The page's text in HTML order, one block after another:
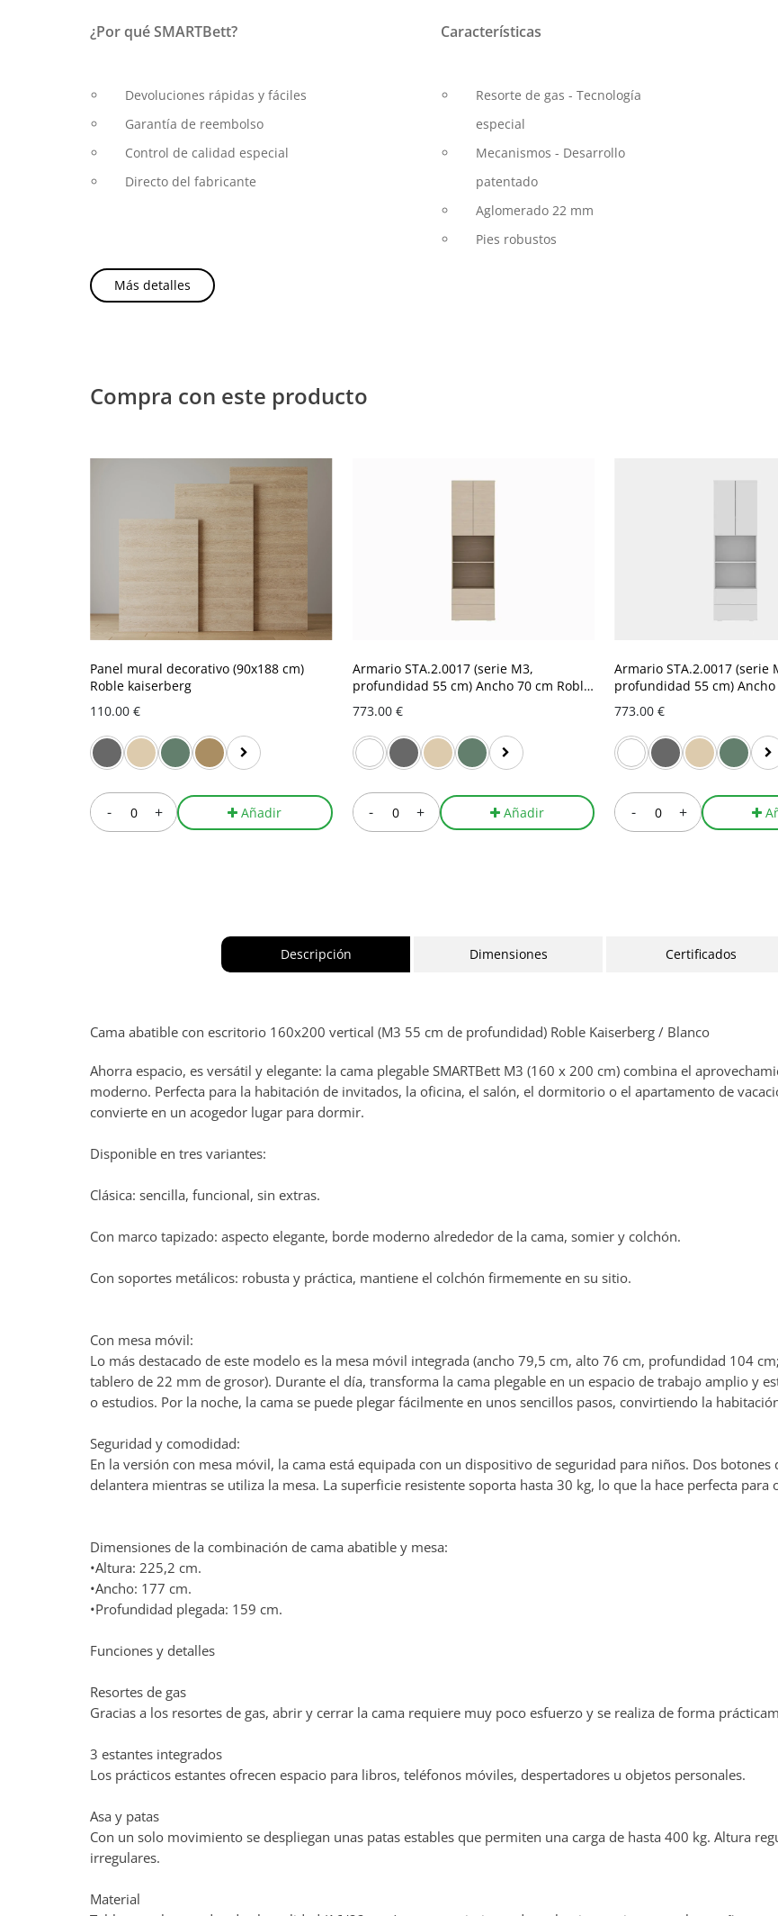
¿Por qué SMARTBett?
Devoluciones rápidas y fáciles
Garantía de reembolso
Control de calidad especial
Directo del fabricante
Características
Resorte de gas - Tecnología
especial
Mecanismos - Desarrollo
patentado
Aglomerado 22 mm
Pies robustos
Más detalles
Compra con este producto
Panel mural decorativo (90x188 cm)
Roble kaiserberg
110.00 €
- + Añadir
Armario STA.2.0017 (serie M3,
profundidad 55 cm) Ancho 70 cm Roble
Kaiserberg
773.00 €
- + Añadir
Armario STA.2.0017 (serie
profundidad 55 cm) Ancho
Blanco
773.00 €
- +
Descripción Dimensiones Certificados
Cama abatible con escritorio 160x200 vertical (M3 55 cm de profundidad) Roble Kaiserberg / Blanco
Ahorra espacio, es versátil y elegante: la cama plegable SMARTBett M3 (160 x 200 cm) combina el
moderno. Perfecta para la habitación de invitados, la oficina, el salón, el dormitorio o el apartamento de
convierte en un acogedor lugar para dormir.
Disponible en tres variantes:
Clásica: sencilla, funcional, sin extras.
Con marco tapizado: aspecto elegante, borde moderno alrededor de la cama, somier y colchón.
Con soportes metálicos: robusta y práctica, mantiene el colchón firmemente en su sitio.
Con mesa móvil:
Lo más destacado de este modelo es la mesa móvil integrada (ancho 79,5 cm, alto 76 cm, profundidad 104
tablero de 22 mm de grosor). Durante el día, transforma la cama plegable en un espacio de trabajo amplio y
o estudios. Por la noche, la cama se puede plegar fácilmente en unos sencillos pasos, convirtiendo la
Seguridad y comodidad:
En la versión con mesa móvil, la cama está equipada con un dispositivo de seguridad para niños. Dos
delantera mientras se utiliza la mesa. La superficie resistente soporta hasta 30 kg, lo que la hace perfecta
Dimensiones de la combinación de cama abatible y mesa:
•Altura: 225,2 cm.
•Ancho: 177 cm.
•Profundidad plegada: 159 cm.
Funciones y detalles
Resortes de gas
Gracias a los resortes de gas, abrir y cerrar la cama requiere muy poco esfuerzo y se realiza de forma
3 estantes integrados
Los prácticos estantes ofrecen espacio para libros, teléfonos móviles, despertadores u objetos personales.
Asa y patas
Con un solo movimiento se despliegan unas patas estables que permiten una carga de hasta 400 kg. Altura
irregulares.
Material